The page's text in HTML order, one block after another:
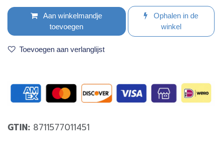
Aan winkelmandje
toevoegen
Ophalen in de
winkel
Toevoegen aan verlanglijst
GTIN: 8711577011451